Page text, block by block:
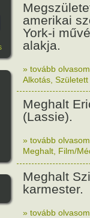
amerikai
York-i
alakja.
» tovább olvasom
Alkotás Született
Meghalt
(Lassie).
» tovább olvasom
Meghalt Film/
Meghalt
karmester.
» tovább olvasom